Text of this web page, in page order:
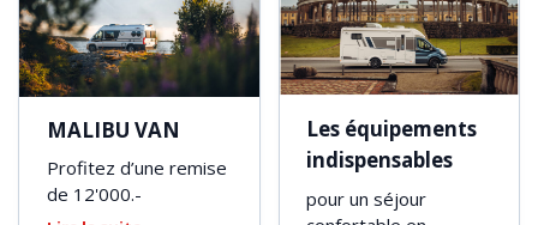
MALIBU VAN
Profitez d’une remise
de 12'000.-
Les équipements
indispensables
pour un séjour